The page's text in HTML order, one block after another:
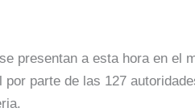
presentan a esta hora en el
parte de las 127